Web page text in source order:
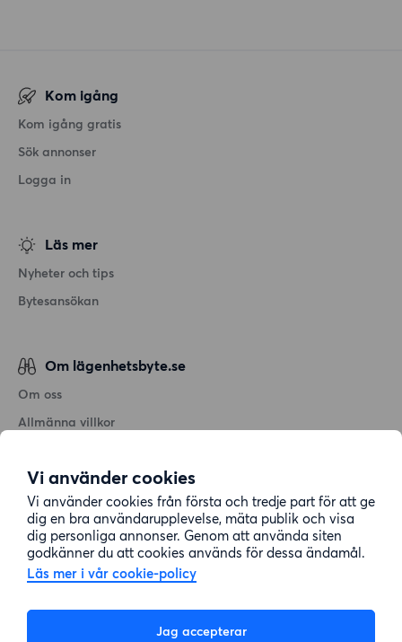
Vi använder cookies
Vi använder cookies från första och tredje part för att ge
dig en bra användarupplevelse, mäta publik och visa
dig personliga annonser. Genom att använda siten
godkänner du att cookies används för dessa ändamål.
Läs mer i vår cookie-policy
Jag accepterar
Kom igång
Kom igång gratis
Sök annonser
Logga in
Läs mer
Nyheter och tips
Bytesansökan
Om lägenhetsbyte.se
Om oss
Allmänna villkor
Cookiepolicy
Sitemap
Kundtjänst